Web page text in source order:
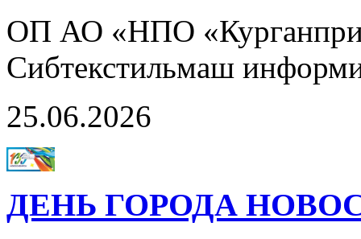
ОП АО «НПО
Сибтекстильмаш
25.06.2026
ДЕНЬ ГОРОДА